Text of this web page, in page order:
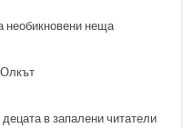
необикновени неща
в запалени читатели